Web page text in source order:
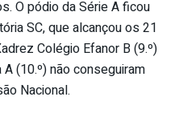
O pódio da Série A ficou
SC, que alcançou os 21
Colégio Efanor B (9.º)
(10.º) não conseguiram
Nacional.